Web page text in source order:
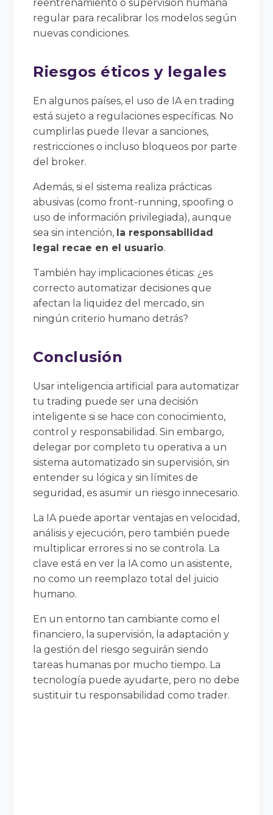
reentrenamiento o supervisión humana
regular para recalibrar los modelos según
nuevas condiciones.
Riesgos éticos y legales
En algunos países, el uso de IA en trading
está sujeto a regulaciones específicas. No
cumplirlas puede llevar a sanciones,
restricciones o incluso bloqueos por parte
del broker.
Además, si el sistema realiza prácticas
abusivas (como front-running, spoofing o
uso de información privilegiada), aunque
sea sin intención, la responsabilidad
legal recae en el usuario.
También hay implicaciones éticas: ¿es
correcto automatizar decisiones que
afectan la liquidez del mercado, sin
ningún criterio humano detrás?
Conclusión
Usar inteligencia artificial para automatizar
tu trading puede ser una decisión
inteligente si se hace con conocimiento,
control y responsabilidad. Sin embargo,
delegar por completo tu operativa a un
sistema automatizado sin supervisión, sin
entender su lógica y sin límites de
seguridad, es asumir un riesgo innecesario.
La IA puede aportar ventajas en velocidad,
análisis y ejecución, pero también puede
multiplicar errores si no se controla. La
clave está en ver la IA como un asistente,
no como un reemplazo total del juicio
humano.
En un entorno tan cambiante como el
financiero, la supervisión, la adaptación y
la gestión del riesgo seguirán siendo
tareas humanas por mucho tiempo. La
tecnología puede ayudarte, pero no debe
sustituir tu responsabilidad como trader.